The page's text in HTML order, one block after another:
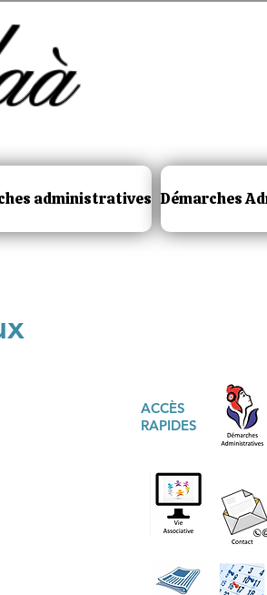
administratives Démarches
ACCÈS
RAPIDES